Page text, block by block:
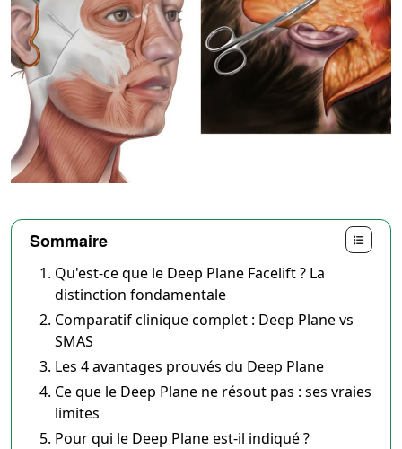
Sommaire
Qu'est-ce que le Deep Plane Facelift ? La
distinction fondamentale
Comparatif clinique complet : Deep Plane vs
SMAS
Les 4 avantages prouvés du Deep Plane
Ce que le Deep Plane ne résout pas : ses vraies
limites
Pour qui le Deep Plane est-il indiqué ?